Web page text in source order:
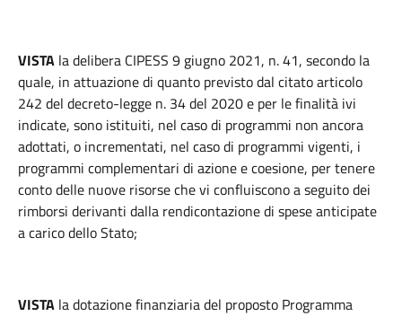
VISTA la delibera CIPESS 9 giugno 2021, n. 41, secondo la
quale, in attuazione di quanto previsto dal citato articolo
242 del decreto-legge n. 34 del 2020 e per le finalità ivi
indicate, sono istituiti, nel caso di programmi non ancora
adottati, o incrementati, nel caso di programmi vigenti, i
programmi complementari di azione e coesione, per tenere
conto delle nuove risorse che vi confluiscono a seguito dei
rimborsi derivanti dalla rendicontazione di spese anticipate
a carico dello Stato;
VISTA la dotazione finanziaria del proposto Programma